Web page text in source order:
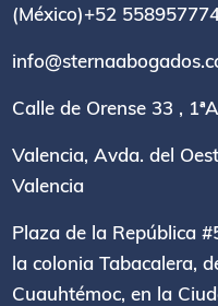
(México)+52
Calle de Orense 33 ,
Valencia, Avda. del
Valencia
Plaza de la República
la colonia Tabacalera,
Cuauhtémoc, en la